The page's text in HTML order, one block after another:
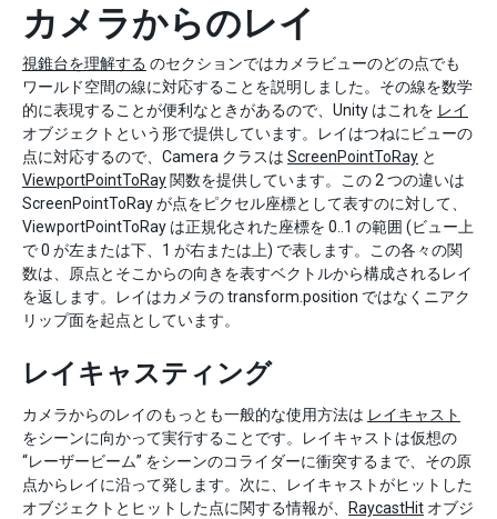
カメラからのレイ
視錐台を理解する のセクションではカメラビューのどの点でも
ワールド空間の線に対応することを説明しました。その線を数学
的に表現することが便利なときがあるので、Unity はこれを レイ
オブジェクトという形で提供しています。レイはつねにビューの
点に対応するので、Camera クラスは ScreenPointToRay と
ViewportPointToRay 関数を提供しています。この 2 つの違いは
ScreenPointToRay が点をピクセル座標として表すのに対して、
ViewportPointToRay は正規化された座標を 0..1 の範囲 (ビュー上
で 0 が左または下、1 が右または上) で表します。この各々の関
数は、原点とそこからの向きを表すベクトルから構成されるレイ
を返します。レイはカメラの transform.position ではなくニアク
リップ面を起点としています。
レイキャスティング
カメラからのレイのもっとも一般的な使用方法は レイキャスト
をシーンに向かって実行することです。レイキャストは仮想の
“レーザービーム” をシーンのコライダーに衝突するまで、その原
点からレイに沿って発します。次に、レイキャストがヒットした
オブジェクトとヒットした点に関する情報が、
RaycastHit オブジ